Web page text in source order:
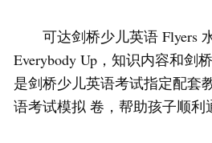
可达剑桥少儿英语 Flyers
Everybody Up，知识内容和剑
是剑桥少儿英语考试指定配套
语考试模拟 卷，帮助孩子顺利